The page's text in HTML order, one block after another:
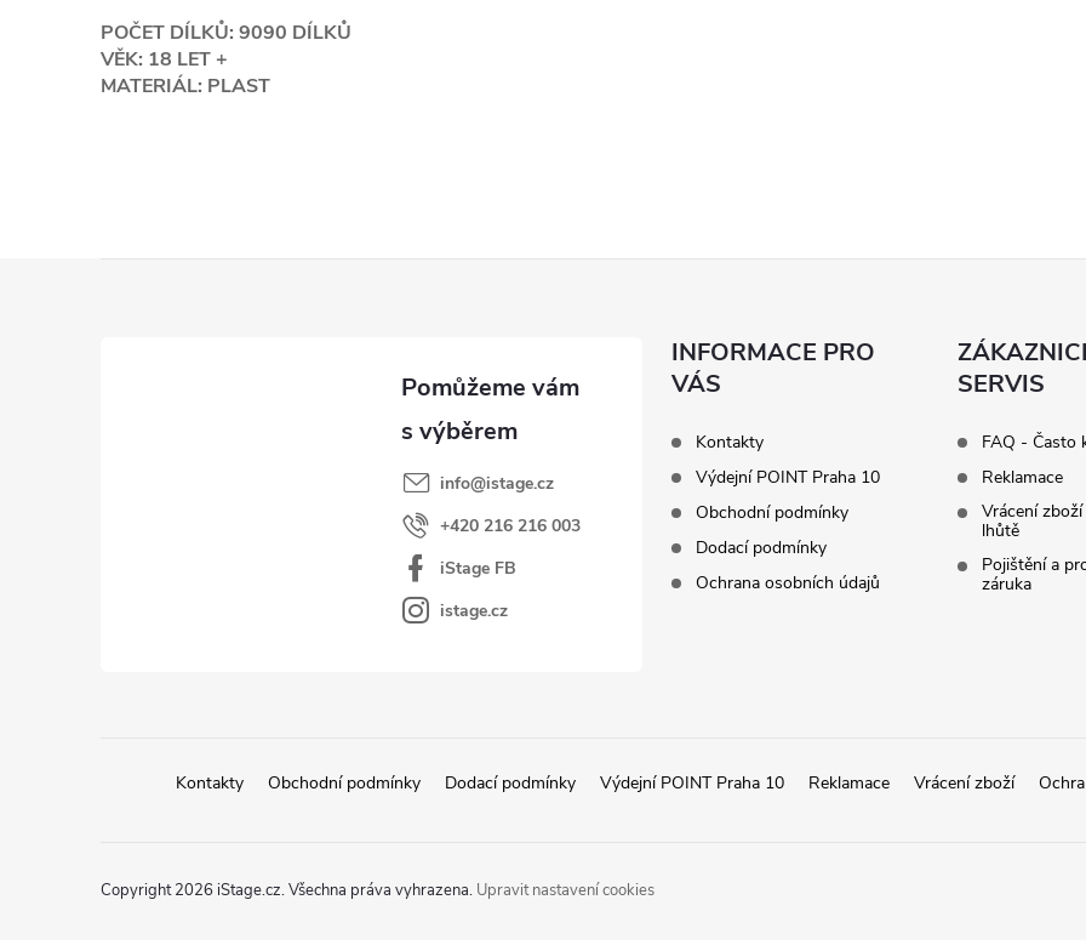
POČET DÍLKŮ: 9090 DÍLKŮ
VĚK: 18 LET +
MATERIÁL: PLAST
info@istage.cz
+420 216 216 003
iStage FB
istage.cz
INFORMACE PRO
VÁS
Kontakty
Výdejní POINT Praha 10
Obchodní podmínky
Dodací podmínky
Ochrana osobních údajů
SERVIS
FAQ - Často
Reklamace
Vrácení
lhůtě
Pojištění a
záruka
Kontakty Obchodní podmínky Dodací podmínky Výdejní POINT Praha 10 Reklamace Vrácení zboží
Copyright 2026 iStage.cz. Všechna práva vyhrazena. Upravit nastavení cookies